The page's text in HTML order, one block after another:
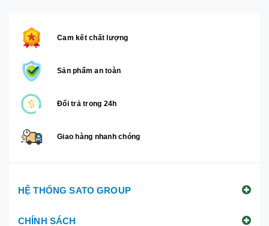
Cam kết chất lượng
Sản phẩm an toàn
Đổi trả trong 24h
Giao hàng nhanh chóng
HỆ THỐNG SATO GROUP
CHÍNH SÁCH